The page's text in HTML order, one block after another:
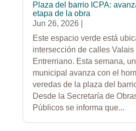
Plaza del barrio ICPA:
etapa de la obra
Jun 26, 2026
Este espacio verde está
intersección de calles Valais
Entrerriano. Esta semana,
municipal avanza con el
veredas de la plaza del
Desde la Secretaría de
Públicos se informa que...